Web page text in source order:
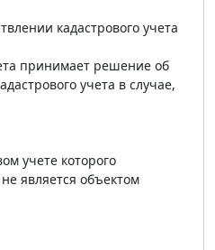
кадастрового учета
принимает решение об
учета в случае,
учете которого
является объектом